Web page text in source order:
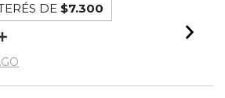
DE $7.300